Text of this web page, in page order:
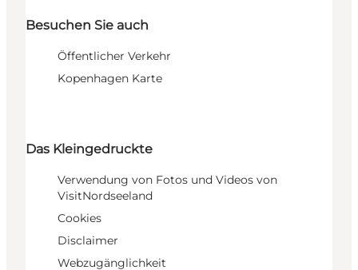
Besuchen Sie auch
Öffentlicher Verkehr
Kopenhagen Karte
Das Kleingedruckte
Verwendung von Fotos und Videos von
VisitNordseeland
Cookies
Disclaimer
Webzugänglichkeit